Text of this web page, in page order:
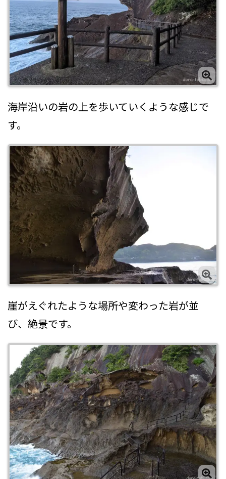
海岸沿いの岩の上を歩いていくような感じで
す。
崖がえぐれたような場所や変わった岩が並
び、絶景です。